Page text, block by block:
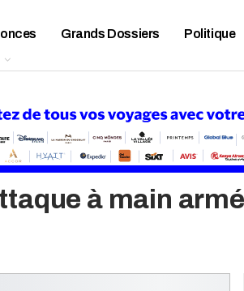
Grands Dossiers Politique
Région
à main